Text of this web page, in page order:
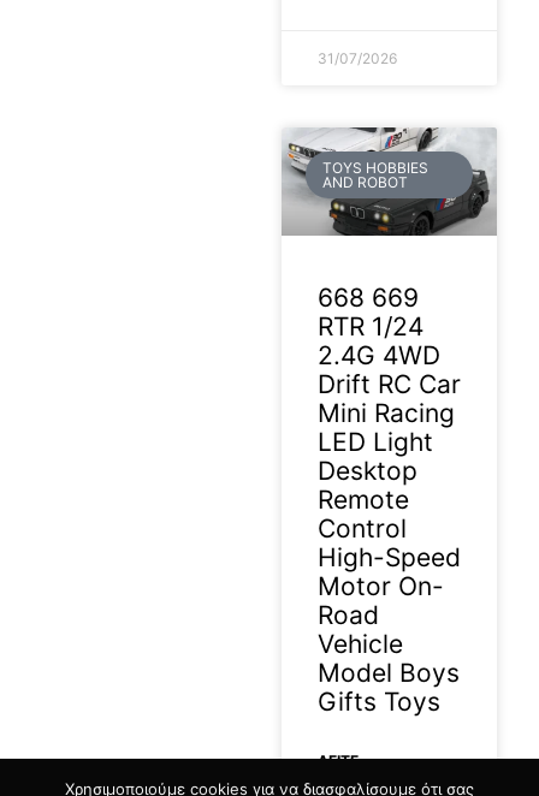
31/07/2026
TOYS HOBBIES
AND ROBOT
668 669
RTR 1/24
2.4G 4WD
Drift RC Car
Mini Racing
LED Light
Desktop
Remote
Control
High-Speed
Motor On-
Road
Vehicle
Model Boys
Gifts Toys
ΔΕΊΤΕ
ΠΕΡΙΣΣΟΤΕΡΑ »
Χρησιμοποιούμε cookies για να διασφαλίσουμε ότι σας